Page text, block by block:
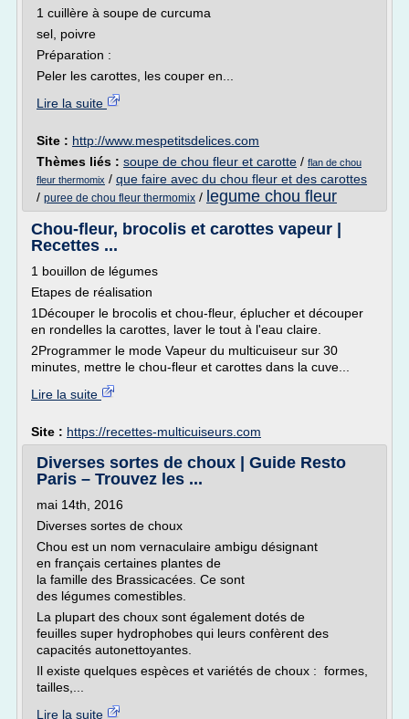
1 cuillère à soupe de curcuma
sel, poivre
Préparation :
Peler les carottes, les couper en...
Lire la suite
Site : http://www.mespetitsdelices.com
Thèmes liés : soupe de chou fleur et carotte / flan de chou
fleur thermomix / que faire avec du chou fleur et des carottes
/ puree de chou fleur thermomix / legume chou fleur
Chou-fleur, brocolis et carottes vapeur |
Recettes ...
1 bouillon de légumes
Etapes de réalisation
1Découper le brocolis et chou-fleur, éplucher et découper
en rondelles la carottes, laver le tout à l'eau claire.
2Programmer le mode Vapeur du multicuiseur sur 30
minutes, mettre le chou-fleur et carottes dans la cuve...
Lire la suite
Site : https://recettes-multicuiseurs.com
Diverses sortes de choux | Guide Resto
Paris – Trouvez les ...
mai 14th, 2016
Diverses sortes de choux
Chou est un nom vernaculaire ambigu désignant
en français certaines plantes de
la famille des Brassicacées. Ce sont
des légumes comestibles.
La plupart des choux sont également dotés de
feuilles super hydrophobes qui leurs confèrent des
capacités autonettoyantes.
Il existe quelques espèces et variétés de choux : formes,
tailles,...
Lire la suite